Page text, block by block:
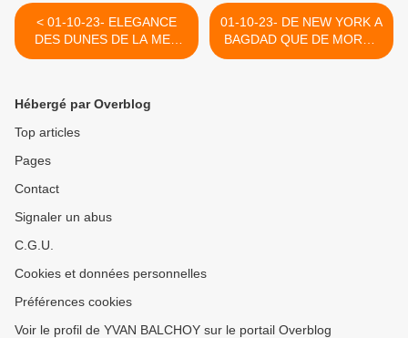
< 01-10-23- ELEGANCE
DES DUNES DE LA MER
DU NORD
01-10-23- DE NEW YORK A
BAGDAD QUE DE MORTS
INNOCENTS ! (2007) >
Hébergé par Overblog
Top articles
Pages
Contact
Signaler un abus
C.G.U.
Cookies et données personnelles
Préférences cookies
Voir le profil de YVAN BALCHOY sur le portail Overblog